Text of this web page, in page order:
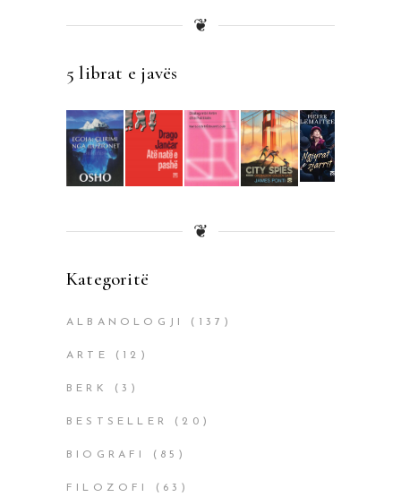
❦
5 librat e javës
❦
Kategoritë
ALBANOLOGJI (137)
ARTE (12)
BERK (3)
BESTSELLER (20)
BIOGRAFI (85)
FILOZOFI (63)